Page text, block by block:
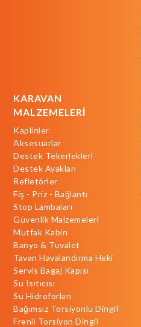
KARAVAN
MALZEMELERİ
Kaplinler
Aksesuarlar
Destek Tekerlekleri
Destek Ayakları
Refletörler
Fiş - Priz - Bağlantı
Stop Lambaları
Güvenlik Malzemeleri
Mutfak Kabin
Banyo & Tuvalet
Tavan Havalandırma Heki
Servis Bagaj Kapısı
Su Isıtıcısı
Su Hidroforları
Bağımsız Torsiyonlu Dingil
Frenli Torsiyon Dingil